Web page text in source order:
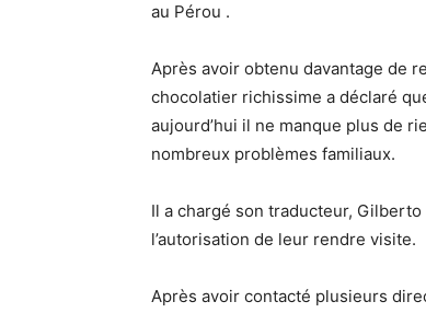
au Pérou .
Après avoir obtenu davantage de
chocolatier richissime a déclaré
aujourd’hui il ne manque plus de
nombreux problèmes familiaux.
Il a chargé son traducteur,
l’autorisation de leur rendre visite.
Après avoir contacté plusieurs